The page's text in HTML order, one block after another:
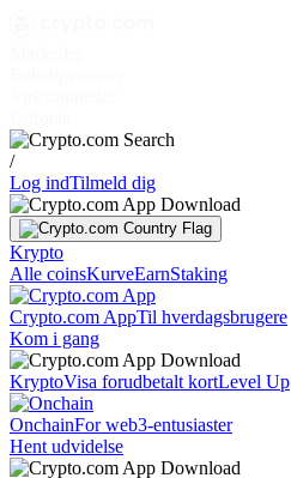
/
Log indTilmeld dig
Krypto
Alle coinsKurveEarnStaking
Crypto.com AppTil hverdagsbrugere
Kom i gang
KryptoVisa forudbetalt kortLevel Up
OnchainFor web3-entusiaster
Hent udvidelse